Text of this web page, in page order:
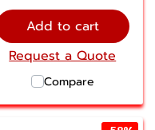
Add to cart
Request a Quote
Compare